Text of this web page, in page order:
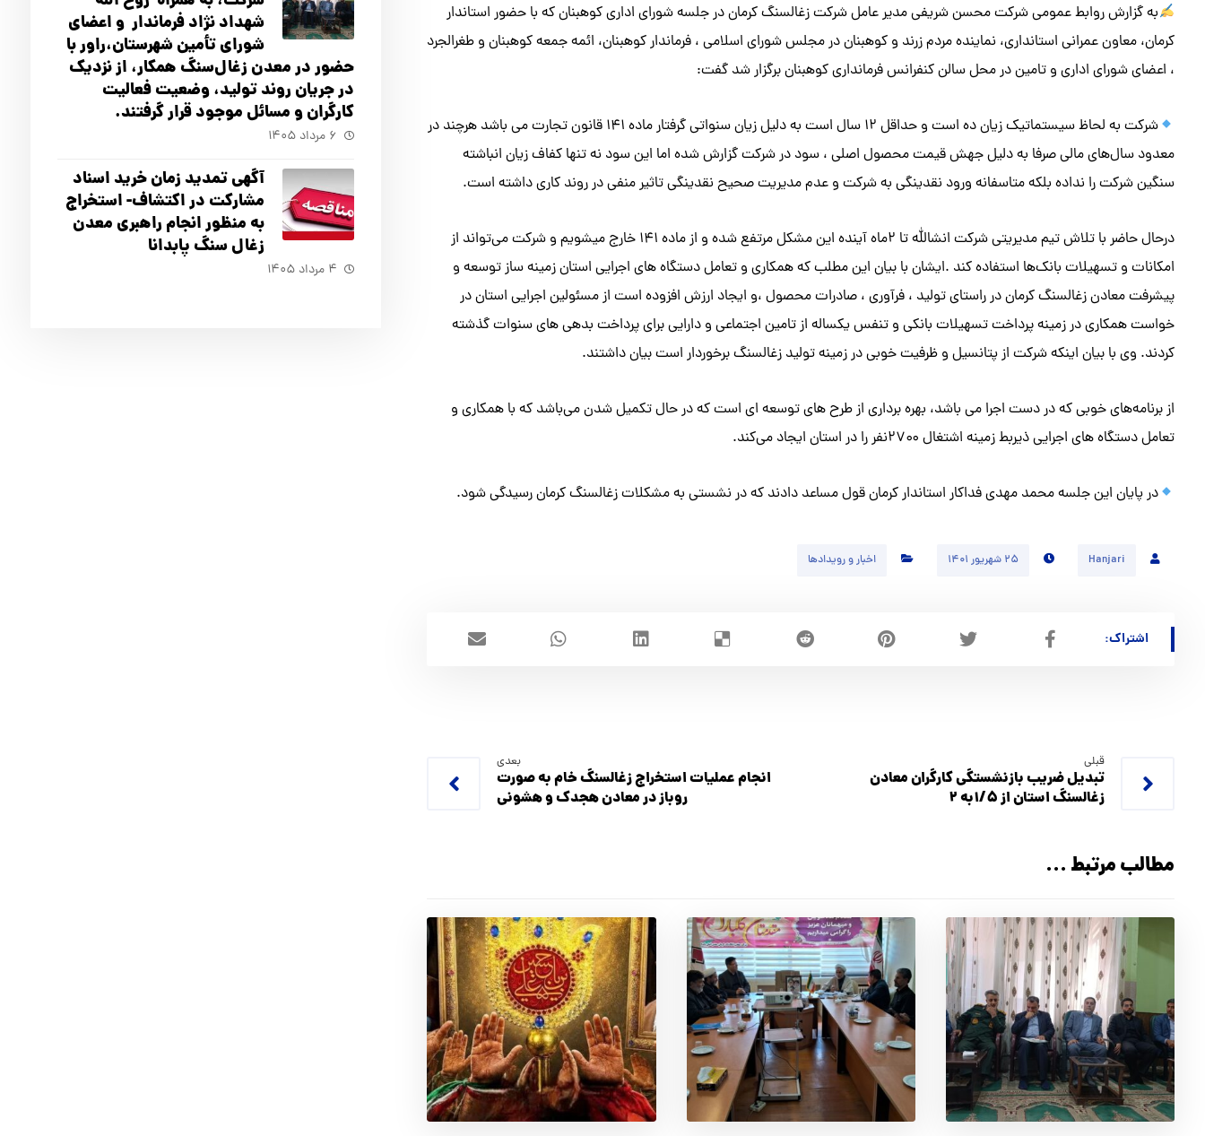
به گزارش روابط عمومی شرکت محسن شریفی مدیر عامل شرکت زغالسنگ‌ کرمان در جلسه شورای اداری کوهبنان که با حضور استاندار
کرمان، معاون عمرانی استانداری، نماینده مردم زرند و کوهبنان در مجلس شورای اسلامی ، فرماندار کوهبنان، ائمه جمعه کوهبنان و طغرالجرد
، اعضای شورای اداری و تامین در محل سالن کنفرانس فرمانداری کوهبنان برگزار شد گفت:
شرکت به لحاظ سیستماتیک زیان ده است و حداقل ۱۲ سال است به دلیل زیان سنواتی گرفتار ماده ۱۴۱ قانون تجارت می باشد هرچند در
معدود سال‌های مالی صرفا به دلیل جهش قیمت محصول اصلی ، سود در شرکت گزارش شده اما این سود نه تنها کفاف زیان انباشته
سنگین شرکت را نداده بلکه متاسفانه ورود نقدینگی به شرکت و عدم مدیریت صحیح نقدینگی تاثیر منفی در روند کاری داشته است.
درحال حاضر با تلاش تیم مدیریتی شرکت انشالله تا ۲ماه آینده این مشکل مرتفع شده و از ماده ۱۴۱ خارج میشویم و شرکت می‌تواند از
امکانات و تسهیلات بانک‌ها استفاده کند .ایشان با بیان این مطلب که همکاری و تعامل دستگاه های اجرایی استان زمینه ساز توسعه و
پیشرفت معادن زغالسنگ کرمان در راستای تولید ، فرآوری ، صادرات محصول ،و ایجاد ارزش افزوده است از مسئولین اجرایی استان در
خواست همکاری در زمینه پرداخت تسهیلات بانکی و تنفس یکساله از تامین اجتماعی و دارایی برای پرداخت بدهی های سنوات گذشته
کردند. وی با بیان اینکه شرکت از پتانسیل و ظرفیت خوبی در زمینه تولید زغالسنگ برخوردار است بیان داشتند.
از برنامه‌های خوبی که در دست اجرا می باشد، بهره برداری از طرح های توسعه ای است که در حال تکمیل شدن می‌باشد که با همکاری و
تعامل دستگاه های اجرایی ذیربط زمینه اشتغال ۲۷۰۰نفر را در استان ایجاد می‌کند.
در پایان این جلسه محمد مهدی فداکار استاندار کرمان قول مساعد دادند که در نشستی به مشکلات زغالسنگ کرمان رسیدگی شود.
Hanjari ۲۵ شهریور ۱۴۰۱ اخبار و رویدادها
قبلی
تبدیل ضریب بازنشستگی کارگران معادن
زغالسنگ استان از ۱/۵به ۲
بعدی
انجام عملیات استخراج زغالسنگ خام به صورت
روباز در معادن هجدك و هشوني
مطالب مرتبط ...
شهداد نژاد فرماندار و اعضای
شورای تأ‌مین شهرستان،راور با
حضور در معدن زغال‌سنگ همکار، از نزدیک
در جریان روند تولید، وضعیت فعالیت
کارگران و مسائل موجود قرار گرفتند.
۶ مرداد ۱۴۰۵
آگهي تمدید زمان خرید اسناد
مشارکت در اکتشاف- استخراج
به منظور انجام راهبری معدن
زغال سنگ پابدانا
۴ مرداد ۱۴۰۵